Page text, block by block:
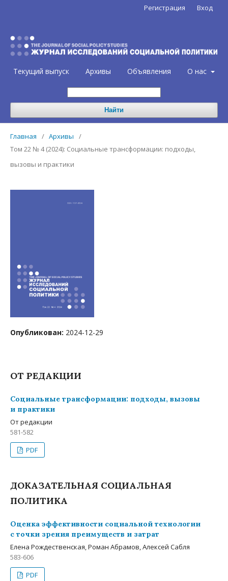
Текущий выпуск Архивы Объявления О нас
Найти
Регистрация Вход
Главная / Архивы
/
Том 22 № 4 (2024): Социальные трансформации: подходы,
вызовы и практики
Опубликован: 2024-12-29
ОТ РЕДАКЦИИ
Социальные трансформации: подходы, вызовы
и практики
От редакции
581-582
PDF
ДОКАЗАТЕЛЬНАЯ СОЦИАЛЬНАЯ
ПОЛИТИКА
Оценка эффективности социальной технологии
с точки зрения преимуществ и затрат
Елена Рождественская, Роман Абрамов, Алексей Сабля
583-606
PDF